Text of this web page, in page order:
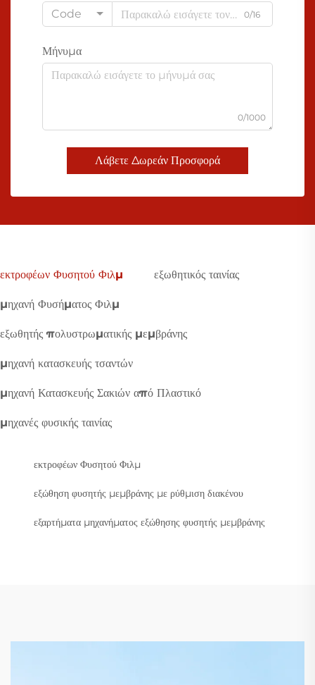
Code
0/16
Μήνυμα
0/1000
Λάβετε Δωρεάν Προσφορά
εκτροφέων Φυσητού Φιλμ εξωθητικός ταινίας
μηχανή Φυσήματος Φιλμ
εξωθητής πολυστρωματικής μεμβράνης
μηχανή κατασκευής τσαντών
μηχανή Κατασκευής Σακιών από Πλαστικό
μηχανές φυσικής ταινίας
εκτροφέων Φυσητού Φιλμ
εξώθηση φυσητής μεμβράνης με ρύθμιση διακένου
εξαρτήματα μηχανήματος εξώθησης φυσητής μεμβράνης